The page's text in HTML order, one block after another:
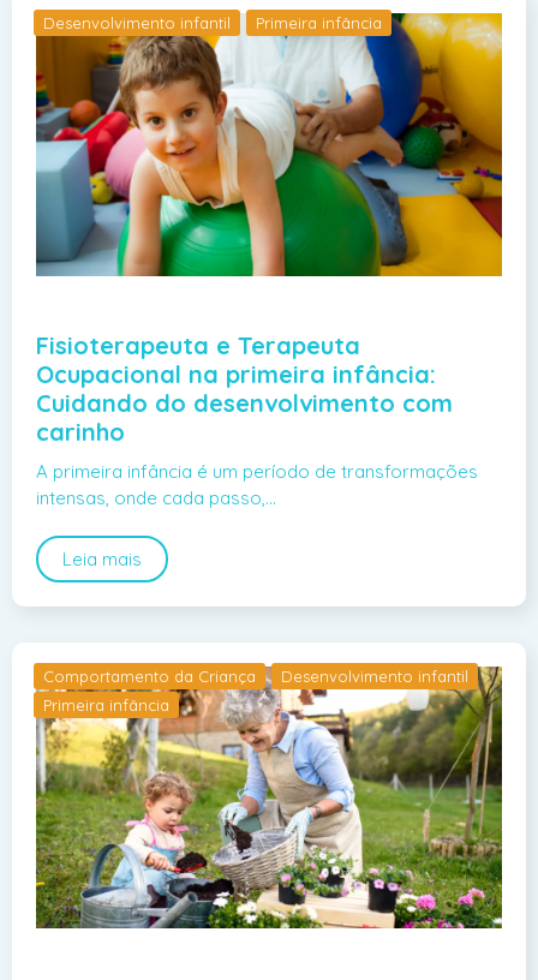
Desenvolvimento infantil Primeira infância
Fisioterapeuta e Terapeuta
Ocupacional na primeira infância:
Cuidando do desenvolvimento com
carinho
A primeira infância é um período de transformações
intensas, onde cada passo,…
Leia mais
Comportamento da Criança
Desenvolvimento infantil
Primeira infância